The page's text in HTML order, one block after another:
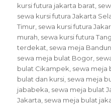
kursi futura jakarta barat,
sewa kursi futura Jakarta
Timur, sewa kursi futura
murah, sewa kursi futura
terdekat, sewa meja
sewa meja bulat Bogor,
bulat Cikampek, sewa meja
bulat dan kursi, sewa meja
jababeka, sewa meja bulat
Jakarta, sewa meja bulat